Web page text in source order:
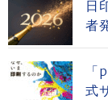
日
者
式